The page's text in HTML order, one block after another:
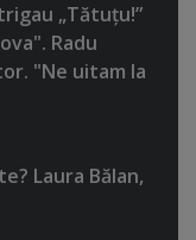
„Tătuţu!”
Radu
"Ne uitam la
Laura Bălan,